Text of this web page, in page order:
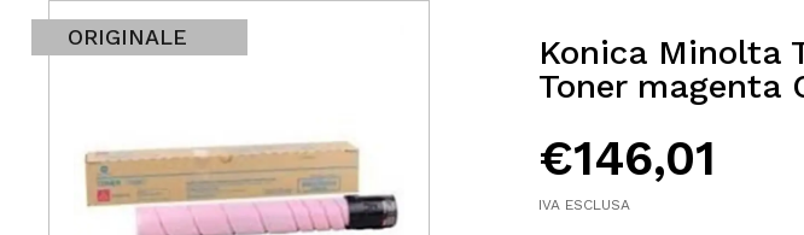
ORIGINALE
Konica Minolta
Toner magenta
€146,01
IVA ESCLUSA